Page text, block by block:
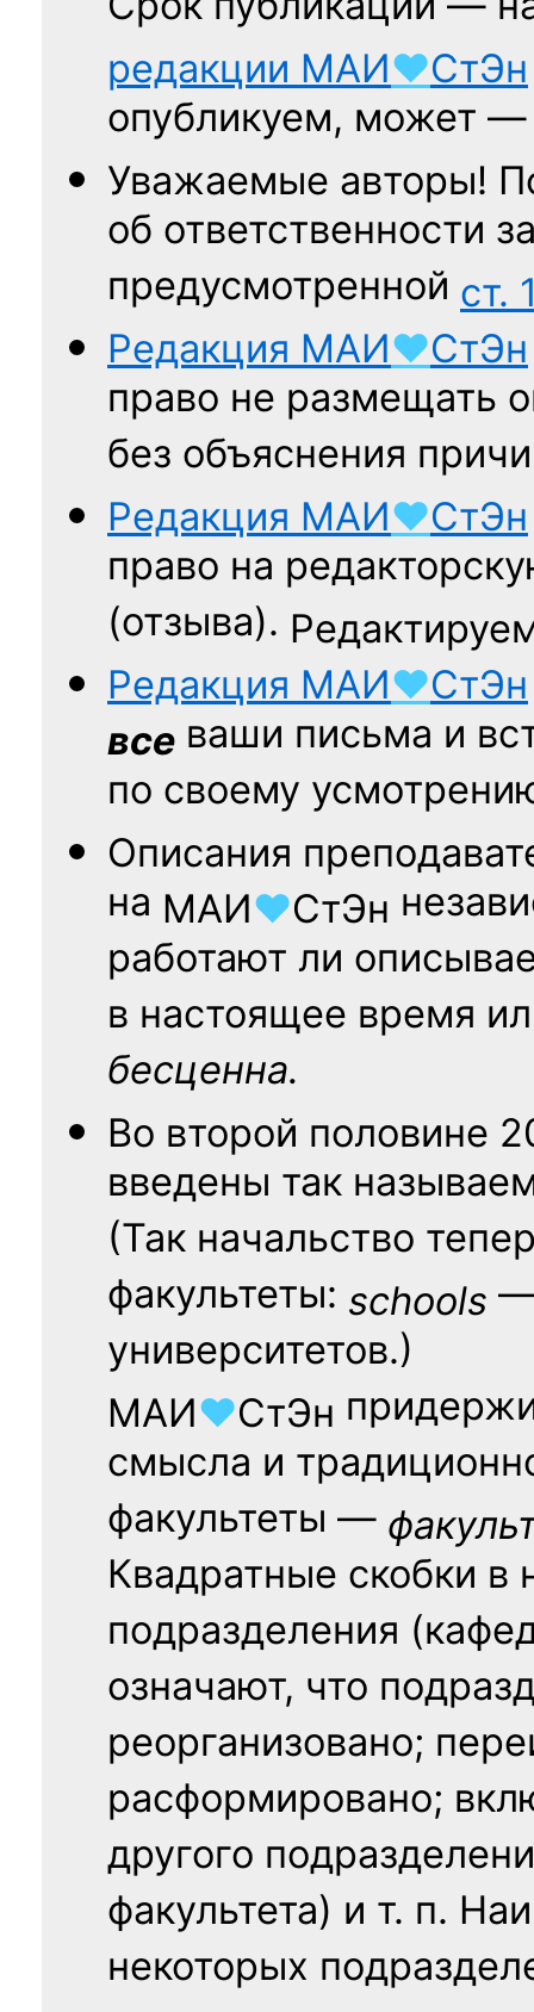
редакции МАИ♥СтЭн
опубликуем, может
Уважаемые авторы!
об ответственности
предусмотренной ст.
Редакция МАИ♥СтЭн
право не размещать
без объяснения
Редакция МАИ♥СтЭн
право на
(отзыва).
Редакция МАИ♥СтЭн
все ваши письма и
по своему
Описания
на МАИ♥СтЭн
работают ли
в настоящее время
бесценна.
Во второй половине
введены так
(Так начальство
факультеты: schools —
университетов.)
МАИ♥СтЭн
смысла и
факультеты —
Квадратные скобки в
подразделения
означают, что
реорганизовано;
расформировано;
другого
факультета) и т. п.
некоторых